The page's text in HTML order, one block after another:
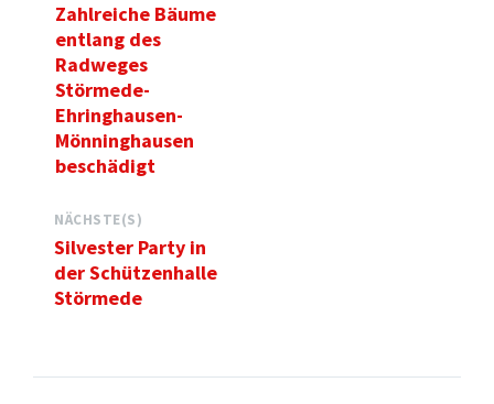
Zahlreiche Bäume
entlang des
Radweges
Störmede-
Ehringhausen-
Mönninghausen
beschädigt
NÄCHSTE(S)
Silvester Party in
der Schützenhalle
Störmede